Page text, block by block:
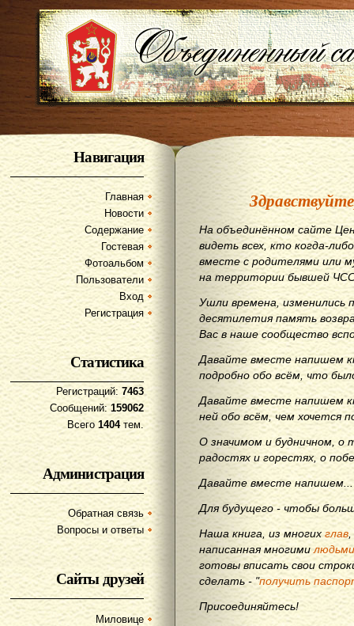
Навигация
Главная
Новости
Содержание
Гостевая
Фотоальбом
Пользователи
Вход
Регистрация
Статистика
Регистраций: 7463
Сообщений:159062
Всего 1404тем.
Администрация
Обратная связь
Вопросы и ответы
Сайты друзей
Миловице
На объединённом сайте
видеть всех, кто когда-
вместе с родителями или
на территории бывшей
Ушли времена, изменились
десятилетия память
Вас в наше сообщество
Давайте вместе напишем
подробно обо всём, что
Давайте вместе напишем
ней обо всём, чем хочется
О значимом и будничном, о
радостях и горестях, о
Давайте вместе напишем...
Для будущего - чтобы
Наша книга, из многихглав
написанная многимилюдьми
готовы вписать свои
сделать - "получить
Присоединяйтесь!